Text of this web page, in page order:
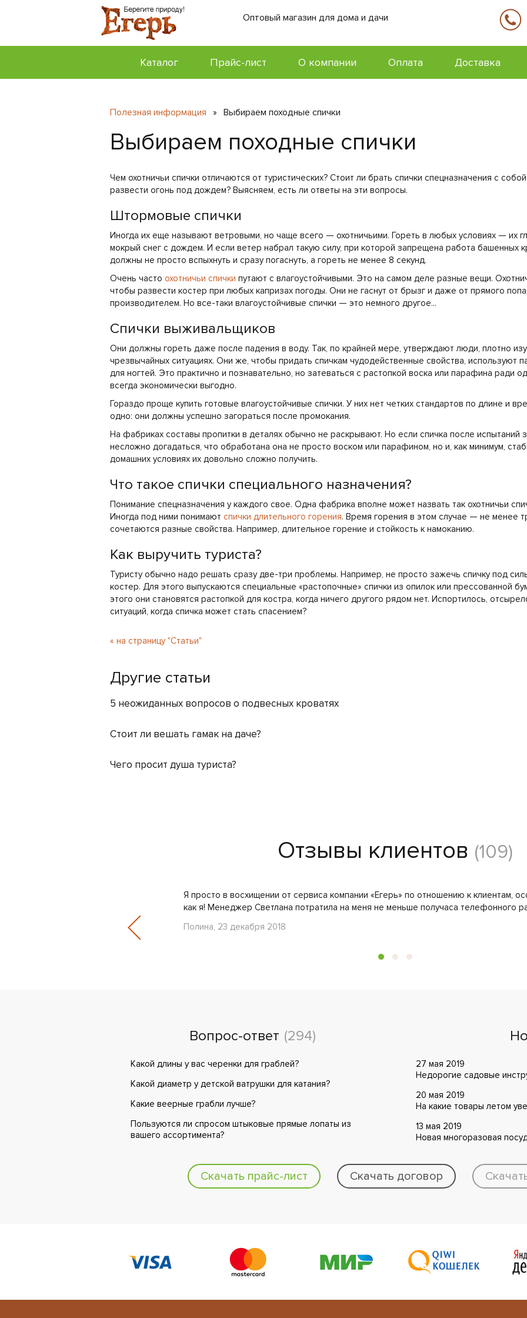
Оптовый магазин для дома и дачи
Каталог Прайс-лист О компании Оплата Доставка
Полезная информация » Выбираем походные спички
Выбираем походные спички
Чем охотничьи спички отличаются от туристических? Стоит ли брать спички спецназначения с
развести огонь под дождем? Выясняем, есть ли ответы на эти вопросы.
Штормовые спички
Иногда их еще называют ветровыми, но чаще всего — охотничьими. Гореть в любых условиях — их
мокрый снег с дождем. И если ветер набрал такую силу, при которой запрещена работа башенных
должны не просто вспыхнуть и сразу погаснуть, а гореть не менее 8 секунд.
Очень часто охотничьи спички путают с влагоустойчивыми. Это на самом деле разные вещи.
чтобы развести костер при любых капризах погоды. Они не гаснут от брызг и даже от прямого
производителем. Но все-таки влагоустойчивые спички — это немного другое...
Спички выживальщиков
Они должны гореть даже после падения в воду. Так, по крайней мере, утверждают люди, плотно
чрезвычайных ситуациях. Они же, чтобы придать спичкам чудодейственные свойства, используют
для ногтей. Это практично и познавательно, но затеваться с растопкой воска или парафина ради
всегда экономически выгодно.
Гораздо проще купить готовые влагоустойчивые спички. У них нет четких стандартов по длине и
одно: они должны успешно загораться после промокания.
На фабриках составы пропитки в деталях обычно не раскрывают. Но если спичка после испытаний
несложно догадаться, что обработана она не просто воском или парафином, но и, как минимум,
домашних условиях их довольно сложно получить.
Что такое спички специального назначения?
Понимание спецназначения у каждого свое. Одна фабрика вполне может назвать так охотничьи
Иногда под ними понимают спички длительного горения. Время горения в этом случае — не менее
сочетаются разные свойства. Например, длительное горение и стойкость к намоканию.
Как выручить туриста?
Туристу обычно надо решать сразу две-три проблемы. Например, не просто зажечь спичку под
костер. Для этого выпускаются специальные «растопочные» спички из опилок или прессованной
этого они становятся растопкой для костра, когда ничего другого рядом нет. Испортилось,
ситуаций, когда спичка может стать спасением?
« на страницу "Статьи"
Другие статьи
5 неожиданных вопросов о подвесных кроватях
Стоит ли вешать гамак на даче?
Чего просит душа туриста?
Отзывы клиентов (109)
Я просто в восхищении от сервиса компании «Егерь» по отношению к клиентам,
как я! Менеджер Светлана потратила на меня не меньше получаса телефонного
Полина, 23 декабря 2018
Вопрос-ответ (294)
Какой длины у вас черенки для граблей?
Какой диаметр у детской ватрушки для катания?
Какие веерные грабли лучше?
Пользуются ли спросом штыковые прямые лопаты из
вашего ассортимента?
27 мая 2019
Недорогие садовые
20 мая 2019
На какие товары летом
13 мая 2019
Новая многоразовая
Скачать прайс-лист Скачать договор